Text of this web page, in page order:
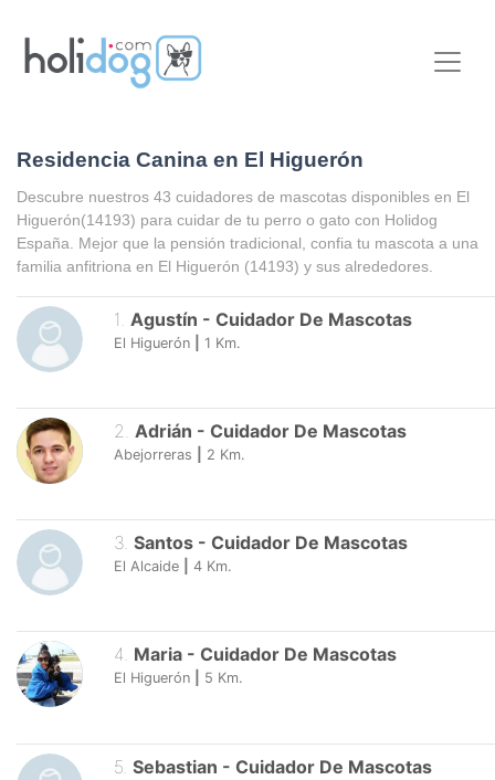
Residencia Canina en El Higuerón
Descubre nuestros 43 cuidadores de mascotas disponibles en El
Higuerón(14193) para cuidar de tu perro o gato con Holidog
España. Mejor que la pensión tradicional, confia tu mascota a una
familia anfitriona en El Higuerón (14193) y sus alrededores.
1 Agustín - Cuidador De Mascotas
El Higuerón 1 Km.
2. Adrián - Cuidador De Mascotas
Abejorreras 2 Km.
3. Santos - Cuidador De Mascotas
El Alcaide 4 Km.
4. Maria - Cuidador De Mascotas
El Higuerón 5 Km.
5 Sebastian - Cuidador De Mascotas